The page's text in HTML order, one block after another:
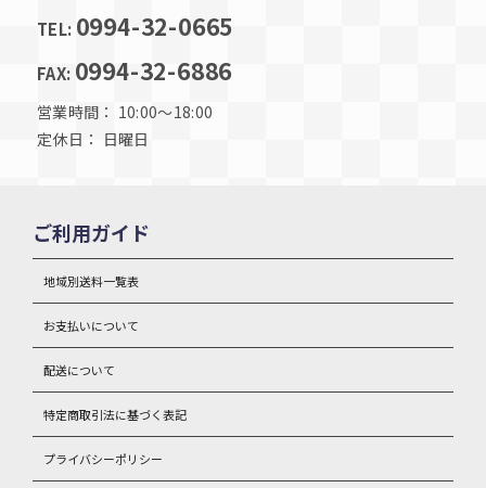
TEL: 0994-32-0665
FAX: 0994-32-6886
営業時間： 10:00～18:00
定休日： 日曜日
ご利用ガイド
地域別送料一覧表
お支払いについて
配送について
特定商取引法に基づく表記
プライバシーポリシー